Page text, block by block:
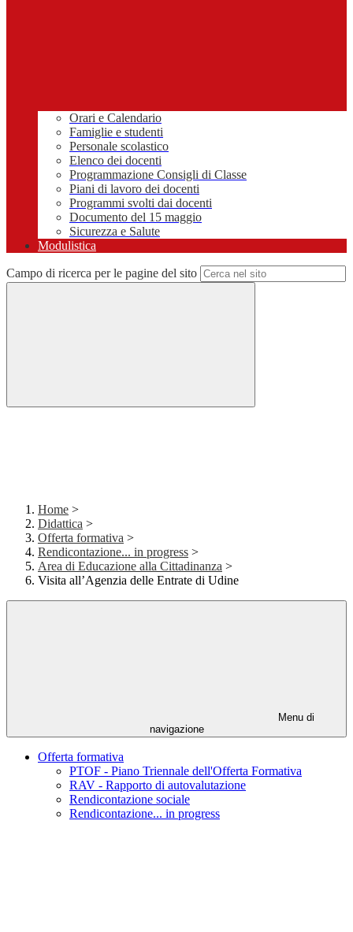
Orari e Calendario
Famiglie e studenti
Personale scolastico
Elenco dei docenti
Programmazione Consigli di Classe
Piani di lavoro dei docenti
Programmi svolti dai docenti
Documento del 15 maggio
Sicurezza e Salute
Modulistica
Campo di ricerca per le pagine del sito
Home >
Didattica >
Offerta formativa >
Rendicontazione... in progress >
Area di Educazione alla Cittadinanza >
Visita all’Agenzia delle Entrate di Udine
Menu di
navigazione
Offerta formativa
PTOF - Piano Triennale dell'Offerta Formativa
RAV - Rapporto di autovalutazione
Rendicontazione sociale
Rendicontazione... in progress